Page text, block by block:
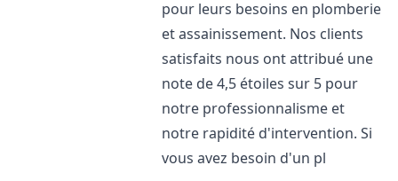
pour leurs besoins en plomberie
et assainissement. Nos clients
satisfaits nous ont attribué une
note de 4,5 étoiles sur 5 pour
notre professionnalisme et
notre rapidité d'intervention. Si
vous avez besoin d'un pl